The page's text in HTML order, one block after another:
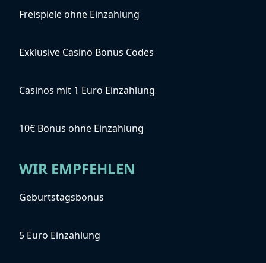
Freispiele ohne Einzahlung
Exklusive Casino Bonus Codes
Casinos mit 1 Euro Einzahlung
10€ Bonus ohne Einzahlung
WIR EMPFEHLEN
Geburtstagsbonus
5 Euro Einzahlung